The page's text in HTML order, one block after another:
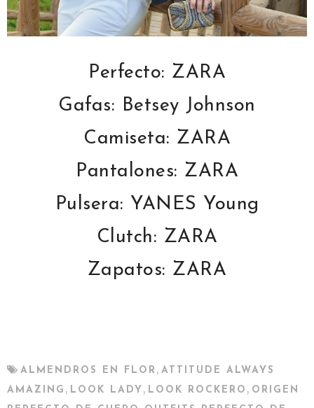
Perfecto: ZARA
Gafas: Betsey Johnson
Camiseta: ZARA
Pantalones: ZARA
Pulsera: YANES Young
Clutch: ZARA
Zapatos: ZARA
ALMENDROS EN FLOR , ATTITUDE ALWAYS
AMAZING , LOOK LADY , LOOK ROCKERO , ORIGEN